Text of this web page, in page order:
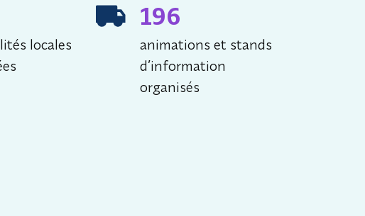
locales
196
animations et stands
d’information
organisés